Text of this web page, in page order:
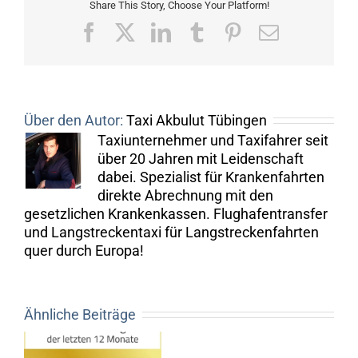
Share This Story, Choose Your Platform!
FacebookLinkedInTumblrPinterest
E-
Über den Autor: Taxi Akbulut Tübingen
Taxiunternehmer und Taxifahrer seit
über 20 Jahren mit Leidenschaft
dabei. Spezialist für Krankenfahrten
direkte Abrechnung mit den
gesetzlichen Krankenkassen. Flughafentransfer
und Langstreckentaxi für Langstreckenfahrten
quer durch Europa!
Ähnliche Beiträge
Revolution